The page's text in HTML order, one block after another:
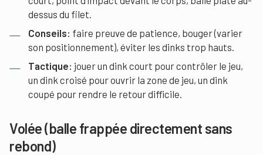
dessus du filet.
Conseils: faire preuve de patience, bouger (varier
son positionnement), éviter les dinks trop hauts.
Tactique: jouer un dink court pour contrôler le jeu,
un dink croisé pour ouvrir la zone de jeu, un dink
coupé pour rendre le retour difficile.
Volée (balle frappée directement sans
rebond)